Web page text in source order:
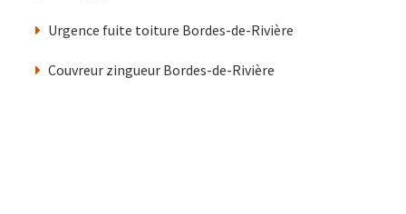
Urgence fuite toiture Bordes-de-Rivière
Couvreur zingueur Bordes-de-Rivière